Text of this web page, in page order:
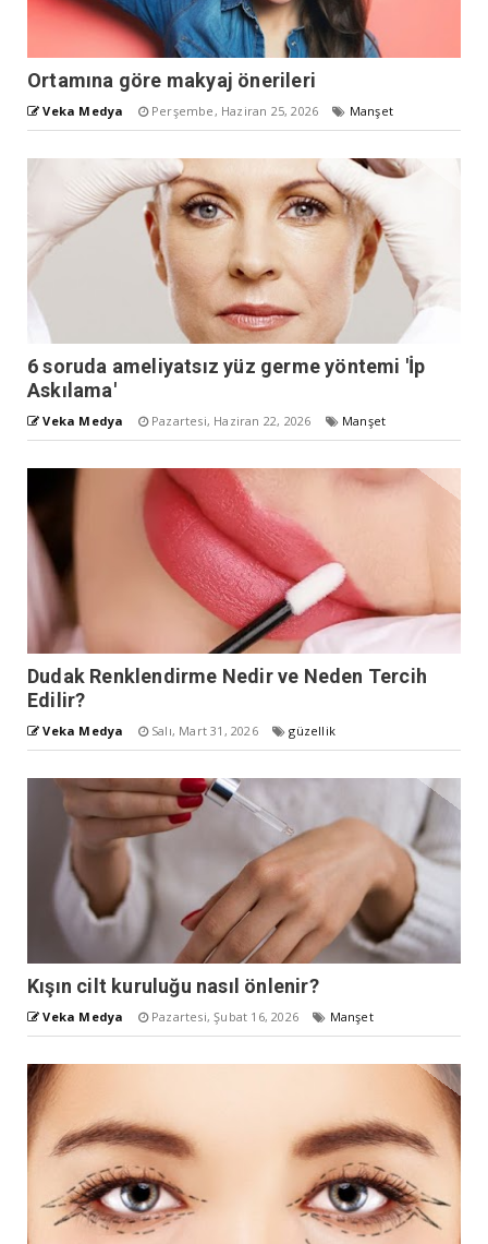
Ortamına göre makyaj önerileri
Veka Medya Perşembe, Haziran 25, 2026 Manşet
6 soruda ameliyatsız yüz germe yöntemi 'İp
Askılama'
Veka Medya Pazartesi, Haziran 22, 2026 Manşet
Dudak Renklendirme Nedir ve Neden Tercih
Edilir?
Veka Medya Salı, Mart 31, 2026 güzellik
Kışın cilt kuruluğu nasıl önlenir?
Veka Medya Pazartesi, Şubat 16, 2026 Manşet